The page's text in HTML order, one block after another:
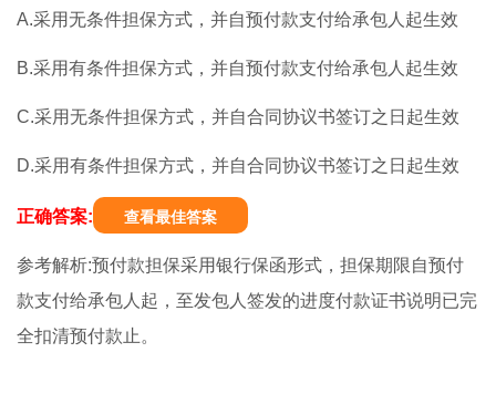
A.采用无条件担保方式，并自预付款支付给承包人起生效
B.采用有条件担保方式，并自预付款支付给承包人起生效
C.采用无条件担保方式，并自合同协议书签订之日起生效
D.采用有条件担保方式，并自合同协议书签订之日起生效
正确答案: 查看最佳答案
参考解析:预付款担保采用银行保函形式，担保期限自预付
款支付给承包人起，至发包人签发的进度付款证书说明已完
全扣清预付款止。